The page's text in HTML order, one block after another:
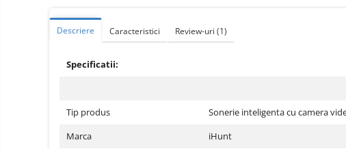
Telefoane mobile ALTE
BRANDURIDescriere Caracteristici Review-uri (1)
Specificatii:
Tip produs
Sonerie inteligenta cu camera
Marca
iHunt